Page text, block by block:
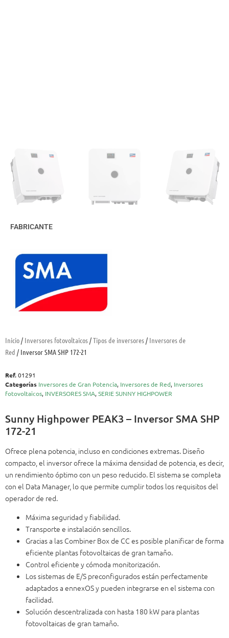
Inicio/ Inversores fotovoltaicos/Tipos de inversores/ Inversores de
Red / Inversor SMA SHP 172-21
Ref.01291
Categorías Inversores de Gran Potencia, Inversores de Red, Inversores
fotovoltaicos, INVERSORES SMA,SERIE SUNNY HIGHPOWER
Sunny Highpower PEAK3 – Inversor SMA SHP
172-21
Ofrece plena potencia, incluso en condiciones extremas. Diseño
compacto, el inversor ofrece la máxima densidad de potencia, es decir,
un rendimiento óptimo con un peso reducido. El sistema se completa
con el Data Manager, lo que permite cumplir todos los requisitos del
operador de red.
Máxima seguridad y fiabilidad.
Transporte e instalación sencillos.
Gracias a las Combiner Box de CC es posible planificar de forma
eficiente plantas fotovoltaicas de gran tamaño.
Control eficiente y cómoda monitorización.
Los sistemas de E/S preconfigurados están perfectamente
adaptados a ennexOS y pueden integrarse en el sistema con
facilidad.
Solución descentralizada con hasta 180 kW para plantas
fotovoltaicas de gran tamaño.
FABRICANTE